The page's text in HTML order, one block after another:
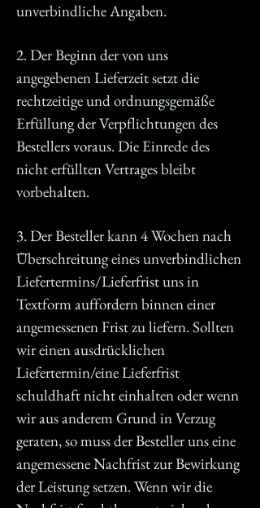
unverbindliche Angaben.
2. Der Beginn der von uns
angegebenen Lieferzeit setzt die
rechtzeitige und ordnungsgemäße
Erfüllung der Verpflichtungen des
Bestellers voraus. Die Einrede des
nicht erfüllten Vertrages bleibt
vorbehalten.
3. Der Besteller kann 4 Wochen nach
Überschreitung eines unverbindlichen
Liefertermins/Lieferfrist uns in
Textform auffordern binnen einer
angemessenen Frist zu liefern. Sollten
wir einen ausdrücklichen
Liefertermin/eine Lieferfrist
schuldhaft nicht einhalten oder wenn
wir aus anderem Grund in Verzug
geraten, so muss der Besteller uns eine
angemessene Nachfrist zur Bewirkung
der Leistung setzen. Wenn wir die